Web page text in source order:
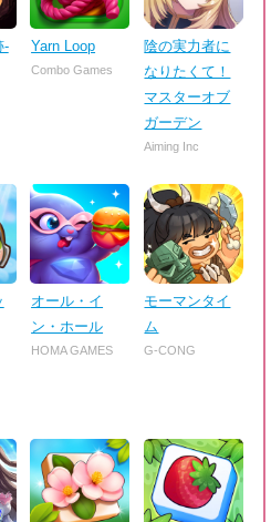
-
Yarn Loop
Combo Games
陰の実力者に
なりたくて！
マスターオブ
ガーデン
Aiming Inc
オール・イ
ン・ホール
HOMA GAMES
モーマンタイ
ム
G-CONG